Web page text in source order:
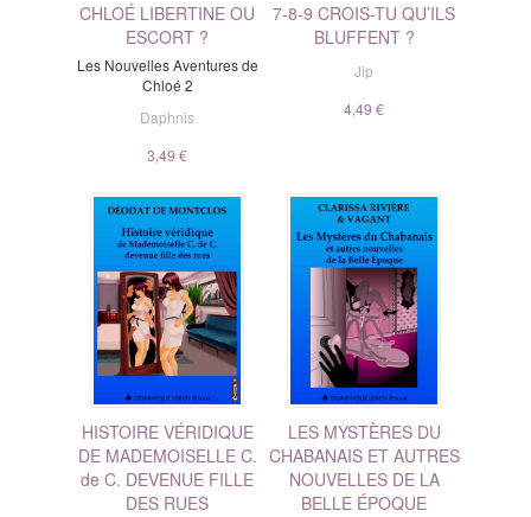
CHLOÉ LIBERTINE OU
ESCORT ?
Les Nouvelles Aventures de
Chloé 2
Daphnis
3,49 €
7-8-9 CROIS-TU QU’ILS
BLUFFENT ?
Jip
4,49 €
HISTOIRE VÉRIDIQUE
DE MADEMOISELLE C.
de C. DEVENUE FILLE
DES RUES
LES MYSTÈRES DU
CHABANAIS ET AUTRES
NOUVELLES DE LA
BELLE ÉPOQUE